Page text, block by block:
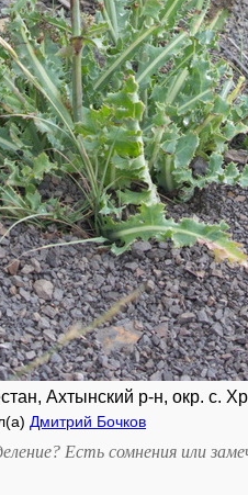
Ахтынский р-н, окр. с.
Дмитрий Бочков
Есть сомнения или